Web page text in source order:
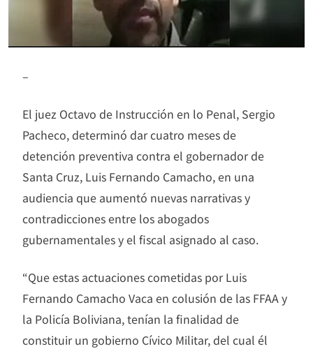
–
El juez Octavo de Instrucción en lo Penal, Sergio
Pacheco, determinó dar cuatro meses de
detención preventiva contra el gobernador de
Santa Cruz, Luis Fernando Camacho, en una
audiencia que aumentó nuevas narrativas y
contradicciones entre los abogados
gubernamentales y el fiscal asignado al caso.
“Que estas actuaciones cometidas por Luis
Fernando Camacho Vaca en colusión de las FFAA y
la Policía Boliviana, tenían la finalidad de
constituir un gobierno Cívico Militar, del cual él